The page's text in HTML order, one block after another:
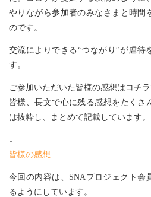
やりながら参加者のみなさまと時間
のです。
交流によりできる‶つながり″が虐待
す。
ご参加いただいた皆様の感想はコチラ
皆様、長文で心に残る感想をたくさ
は抜粋し、まとめて記載しています。
↓
皆様の感想
今回の内容は、SNAプロジェクト会
るようにしています。